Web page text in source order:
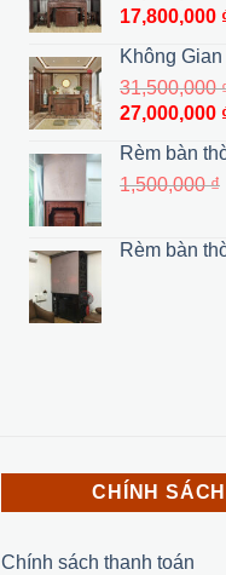
Giá
là:
19,800,000
17,800,000
Không
31,500,000
Giá
là:
31,500,000
27,000,000
Rèm bàn
1,500,000₫
Rèm bàn
CHÍNH SÁCH
Chính sách thanh toán